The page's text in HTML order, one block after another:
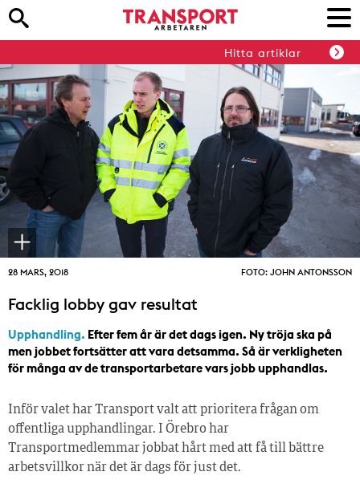
Hitta artiklar
28 MARS, 2018 FOTO: JOHN ANTONSSON
Facklig lobby gav resultat
Upphandling. Efter fem år är det dags igen. Ny tröja ska på
men jobbet fortsätter att vara detsamma. Så är verkligheten
för många av de transportarbetare vars jobb upphandlas.
Inför valet har Transport valt att prioritera frågan om
offentliga upphandlingar. I Örebro har
Transportmedlemmar jobbat hårt med att få till bättre
arbetsvillkor när det är dags för just det.